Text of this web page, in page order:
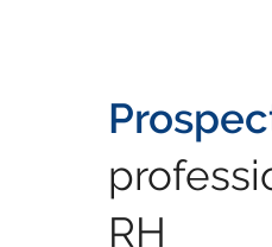
RH